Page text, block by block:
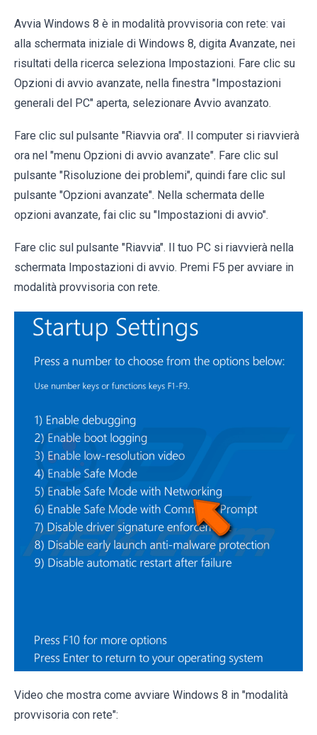
Avvia Windows 8 è in modalità provvisoria con rete: vai
alla schermata iniziale di Windows 8, digita Avanzate, nei
risultati della ricerca seleziona Impostazioni. Fare clic su
Opzioni di avvio avanzate, nella finestra "Impostazioni
generali del PC" aperta, selezionare Avvio avanzato.
Fare clic sul pulsante "Riavvia ora". Il computer si riavvierà
ora nel "menu Opzioni di avvio avanzate". Fare clic sul
pulsante "Risoluzione dei problemi", quindi fare clic sul
pulsante "Opzioni avanzate". Nella schermata delle
opzioni avanzate, fai clic su "Impostazioni di avvio".
Fare clic sul pulsante "Riavvia". Il tuo PC si riavvierà nella
schermata Impostazioni di avvio. Premi F5 per avviare in
modalità provvisoria con rete.
Video che mostra come avviare Windows 8 in "modalità
provvisoria con rete":